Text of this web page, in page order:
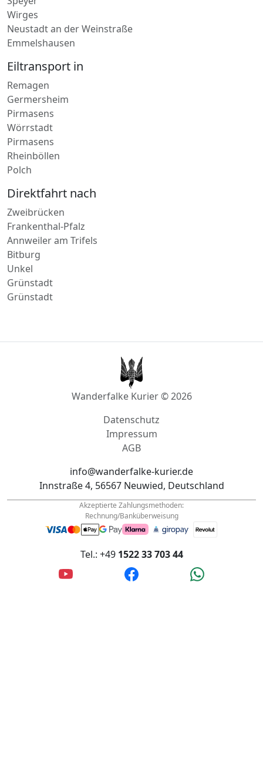
Neustadt an der Weinstraße
Emmelshausen
Eiltransport in
Remagen
Germersheim
Pirmasens
Wörrstadt
Pirmasens
Rheinböllen
Polch
Direktfahrt nach
Zweibrücken
Frankenthal-Pfalz
Annweiler am Trifels
Bitburg
Unkel
Grünstadt
Grünstadt
Wanderfalke Kurier © 2026
Impressum
AGB
Innstraße 4, 56567 Neuwied, Deutschland
Akzeptierte Zahlungsmethoden:
Rechnung/Banküberweisung